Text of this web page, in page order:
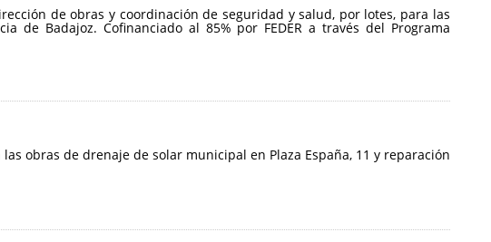
de obras y coordinación de seguridad y salud, por lotes, para las
Badajoz. Cofinanciado al 85% por FEDER a través del Programa
obras de drenaje de solar municipal en Plaza España, 11 y reparación